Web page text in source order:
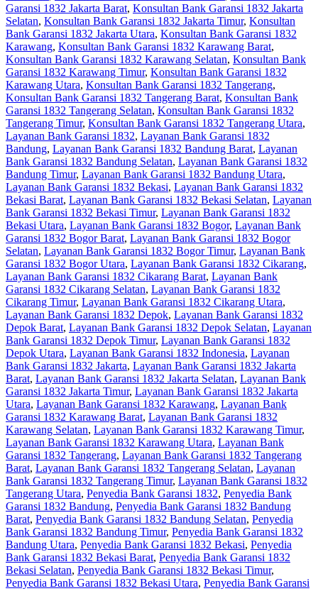
Garansi 1832 Jakarta Barat, Konsultan Bank Garansi 1832 Jakarta
Selatan, Konsultan Bank Garansi 1832 Jakarta Timur, Konsultan
Bank Garansi 1832 Jakarta Utara, Konsultan Bank Garansi 1832
Karawang, Konsultan Bank Garansi 1832 Karawang Barat,
Konsultan Bank Garansi 1832 Karawang Selatan, Konsultan Bank
Garansi 1832 Karawang Timur, Konsultan Bank Garansi 1832
Karawang Utara, Konsultan Bank Garansi 1832 Tangerang,
Konsultan Bank Garansi 1832 Tangerang Barat, Konsultan Bank
Garansi 1832 Tangerang Selatan, Konsultan Bank Garansi 1832
Tangerang Timur, Konsultan Bank Garansi 1832 Tangerang Utara,
Layanan Bank Garansi 1832, Layanan Bank Garansi 1832
Bandung, Layanan Bank Garansi 1832 Bandung Barat, Layanan
Bank Garansi 1832 Bandung Selatan, Layanan Bank Garansi 1832
Bandung Timur, Layanan Bank Garansi 1832 Bandung Utara,
Layanan Bank Garansi 1832 Bekasi, Layanan Bank Garansi 1832
Bekasi Barat, Layanan Bank Garansi 1832 Bekasi Selatan, Layanan
Bank Garansi 1832 Bekasi Timur, Layanan Bank Garansi 1832
Bekasi Utara, Layanan Bank Garansi 1832 Bogor, Layanan Bank
Garansi 1832 Bogor Barat, Layanan Bank Garansi 1832 Bogor
Selatan, Layanan Bank Garansi 1832 Bogor Timur, Layanan Bank
Garansi 1832 Bogor Utara, Layanan Bank Garansi 1832 Cikarang,
Layanan Bank Garansi 1832 Cikarang Barat, Layanan Bank
Garansi 1832 Cikarang Selatan, Layanan Bank Garansi 1832
Cikarang Timur, Layanan Bank Garansi 1832 Cikarang Utara,
Layanan Bank Garansi 1832 Depok, Layanan Bank Garansi 1832
Depok Barat, Layanan Bank Garansi 1832 Depok Selatan, Layanan
Bank Garansi 1832 Depok Timur, Layanan Bank Garansi 1832
Depok Utara, Layanan Bank Garansi 1832 Indonesia, Layanan
Bank Garansi 1832 Jakarta, Layanan Bank Garansi 1832 Jakarta
Barat, Layanan Bank Garansi 1832 Jakarta Selatan, Layanan Bank
Garansi 1832 Jakarta Timur, Layanan Bank Garansi 1832 Jakarta
Utara, Layanan Bank Garansi 1832 Karawang, Layanan Bank
Garansi 1832 Karawang Barat, Layanan Bank Garansi 1832
Karawang Selatan, Layanan Bank Garansi 1832 Karawang Timur,
Layanan Bank Garansi 1832 Karawang Utara, Layanan Bank
Garansi 1832 Tangerang, Layanan Bank Garansi 1832 Tangerang
Barat, Layanan Bank Garansi 1832 Tangerang Selatan, Layanan
Bank Garansi 1832 Tangerang Timur, Layanan Bank Garansi 1832
Tangerang Utara, Penyedia Bank Garansi 1832, Penyedia Bank
Garansi 1832 Bandung, Penyedia Bank Garansi 1832 Bandung
Barat, Penyedia Bank Garansi 1832 Bandung Selatan, Penyedia
Bank Garansi 1832 Bandung Timur, Penyedia Bank Garansi 1832
Bandung Utara, Penyedia Bank Garansi 1832 Bekasi, Penyedia
Bank Garansi 1832 Bekasi Barat, Penyedia Bank Garansi 1832
Bekasi Selatan, Penyedia Bank Garansi 1832 Bekasi Timur,
Penyedia Bank Garansi 1832 Bekasi Utara, Penyedia Bank Garansi